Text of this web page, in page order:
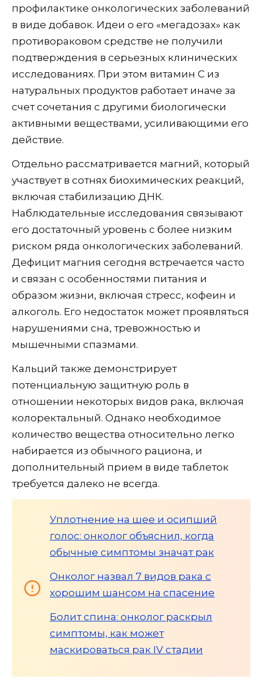
профилактике онкологических заболеваний
в виде добавок. Идеи о его «мегадозах» как
противораковом средстве не получили
подтверждения в серьезных клинических
исследованиях. При этом витамин C из
натуральных продуктов работает иначе за
счет сочетания с другими биологически
активными веществами, усиливающими его
действие.
Отдельно рассматривается магний, который
участвует в сотнях биохимических реакций,
включая стабилизацию ДНК.
Наблюдательные исследования связывают
его достаточный уровень с более низким
риском ряда онкологических заболеваний.
Дефицит магния сегодня встречается часто
и связан с особенностями питания и
образом жизни, включая стресс, кофеин и
алкоголь. Его недостаток может проявляться
нарушениями сна, тревожностью и
мышечными спазмами.
Кальций также демонстрирует
потенциальную защитную роль в
отношении некоторых видов рака, включая
колоректальный. Однако необходимое
количество вещества относительно легко
набирается из обычного рациона, и
дополнительный прием в виде таблеток
требуется далеко не всегда.
Уплотнение на шее и осипший
голос: онколог объяснил, когда
обычные симптомы значат рак
Онколог назвал 7 видов рака с
хорошим шансом на спасение
Болит спина: онколог раскрыл
симптомы, как может
маскироваться рак IV стадии